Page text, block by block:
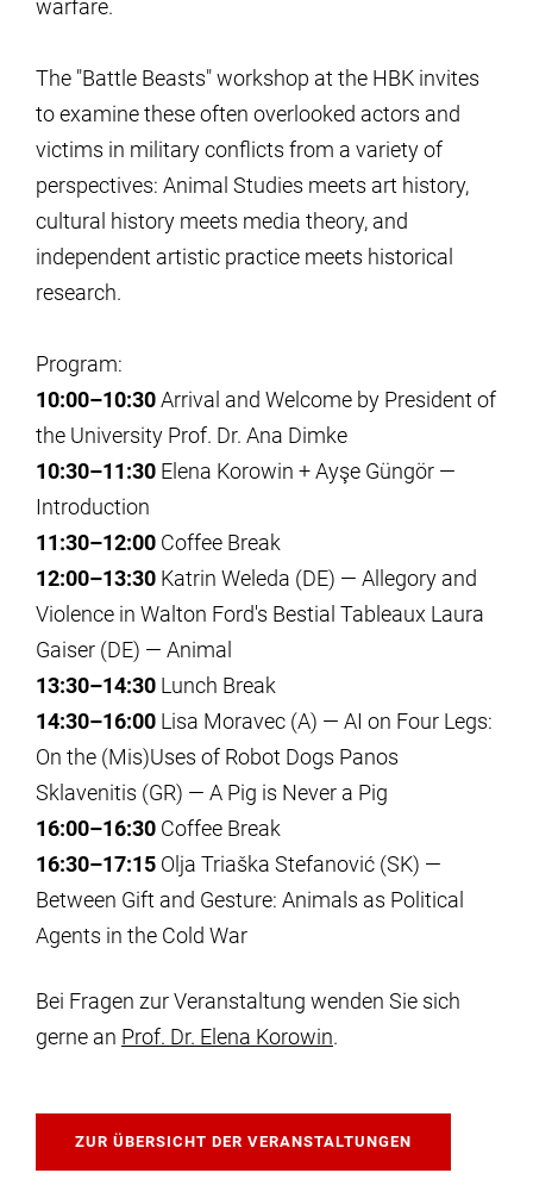
warfare.
The "Battle Beasts" workshop at the HBK invites
to examine these often overlooked actors and
victims in military conflicts from a variety of
perspectives: Animal Studies meets art history,
cultural history meets media theory, and
independent artistic practice meets historical
research.
Program:
10:00–10:30Arrival and Welcome by President of
the University Prof. Dr. Ana Dimke
10:30–11:30 Elena Korowin + Ayşe Güngör —
Introduction
11:30–12:00 Coffee Break
12:00–13:30 Katrin Weleda (DE) — Allegory and
Violence in Walton Ford's Bestial Tableaux Laura
Gaiser (DE) — Animal
13:30–14:30 Lunch Break
14:30–16:00 Lisa Moravec (A) — AI on Four Legs:
On the (Mis)Uses of Robot Dogs Panos
Sklavenitis (GR) — A Pig is Never a Pig
16:00–16:30 Coffee Break
16:30–17:15 Olja Triaška Stefanović (SK) —
Between Gift and Gesture: Animals as Political
Agents in the Cold War
Bei Fragen zur Veranstaltung wenden Sie sich
gerne an Prof. Dr. Elena Korowin.
ZUR ÜBERSICHT DER VERANSTALTUNGEN